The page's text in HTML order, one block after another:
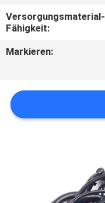
VERBINDUNG
BLOG
FORDERN
SIE
Versorgungsmaterial-
Fähigkeit:
Markieren: